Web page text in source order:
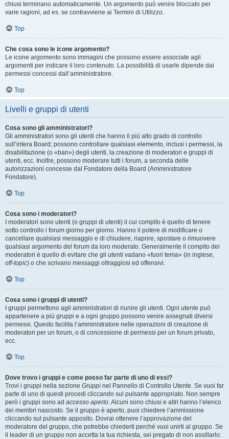
chiusi terminano automaticamente. Un argomento può venire bloccato per
varie ragioni, ad es. se contravviene ai Termini di Utilizzo.
Top
Che cosa sono le icone argomento?
Le icone argomento sono immagini che possono essere associate agli
argomenti per indicare il loro contenuto. La possibilità di usarle dipende dai
permessi concessi dall’amministratore.
Top
Livelli e gruppi di utenti
Cosa sono gli amministratori?
Gli amministratori sono gli utenti che hanno il più alto grado di controllo
sull’intera Board; possono controllare qualsiasi elemento, inclusi i permessi, la
disabilitazione (o «ban») degli utenti, la creazione di moderatori e gruppi di
utenti, ecc. Inoltre, possono moderare tutti i forum, a seconda delle
autorizzazioni concesse dal Fondatore della Board (Amministratore
Fondatore).
Top
Cosa sono i moderatori?
I moderatori sono utenti (o gruppi di utenti) il cui compito è quello di tenere
sotto controllo i forum giorno per giorno. Hanno il potere di modificare o
cancellare qualsiasi messaggio e di chiudere, riaprire, spostare o rimuovere
qualsiasi argomento del forum da loro moderato. Generalmente il compito dei
moderatori è quello di evitare che gli utenti vadano «fuori tema» (in inglese,
off-topic) o che scrivano messaggi oltraggiosi ed offensivi.
Top
Cosa sono i gruppi di utenti?
I gruppi permettono agli amministratori di riunire gli utenti. Ogni utente può
appartenere a più gruppi e a ogni gruppo possono venire assegnati diversi
permessi. Questo facilita l’amministratore nelle operazioni di creazione di
moderatori per un forum, o di concessione di permessi per un forum privato,
ecc.
Top
Dove trovo i gruppi e come posso far parte di uno di essi?
Trovi i gruppi nella sezione Gruppi nel Pannello di Controllo Utente. Se vuoi far
parte di uno di questi procedi cliccando sul pulsante appropriato. Non sempre
però i gruppi sono ad accesso aperto. Alcuni sono chiusi e altri hanno l’elenco
dei membri nascosto. Se il gruppo è aperto, puoi chiedere l’ammissione
cliccando sul pulsante apposito. Dovrai ottenere l’approvazione del
moderatore del gruppo, che potrebbe chiederti perché vuoi unirti al gruppo. Se
il leader di un gruppo non accetta la tua richiesta, sei pregato di non assillarlo: